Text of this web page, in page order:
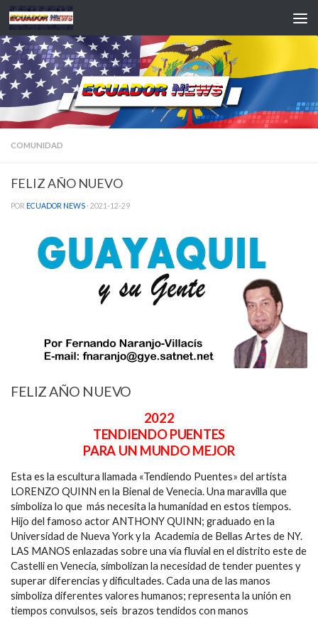
Saltar al contenido
COMUNIDAD
FELIZ AÑO NUEVO
POR ECUADOR NEWS · 2021-12-29
FELIZ AÑO NUEVO
2022
TENDIENDO PUENTES
PARA UN MUNDO MEJOR
Esta es la escultura llamada «Tendiendo Puentes» del artista
LORENZO QUINN en la Bienal de Venecia. Una maravilla que
simboliza lo que más necesita la humanidad en estos tiempos.
Hijo del famoso actor ANTHONY QUINN; graduado en la
Universidad de Nueva York y la Academia de Bellas Artes de NY.
LAS MANOS enlazadas sobre una vía fluvial en el distrito este de
Castelli en Venecia, simbolizan la necesidad de tender puentes y
superar diferencias y dificultades. Cada una de las manos
simboliza diferentes valores humanos; representa la unión en
tiempos convulsos, seis brazos tendidos con manos